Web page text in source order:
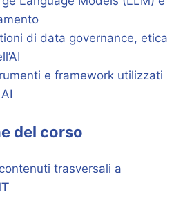
di data governance, etica
e framework utilizzati
del corso
trasversali a